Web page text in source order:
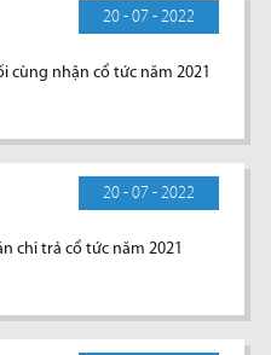
20 - 07 - 2022
cùng nhận cổ tức năm 2021
20 - 07 - 2022
chi trả cổ tức năm 2021